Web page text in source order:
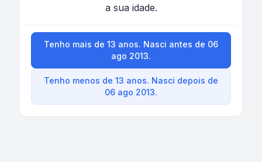
a sua idade.
Tenho mais de 13 anos. Nasci antes de 06
ago 2013.
Tenho menos de 13 anos. Nasci depois de
06 ago 2013.